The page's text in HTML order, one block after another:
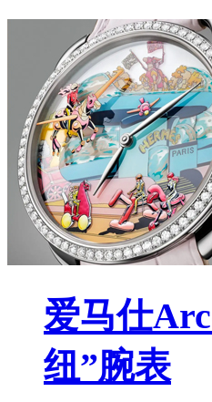
爱马仕
纽”腕表